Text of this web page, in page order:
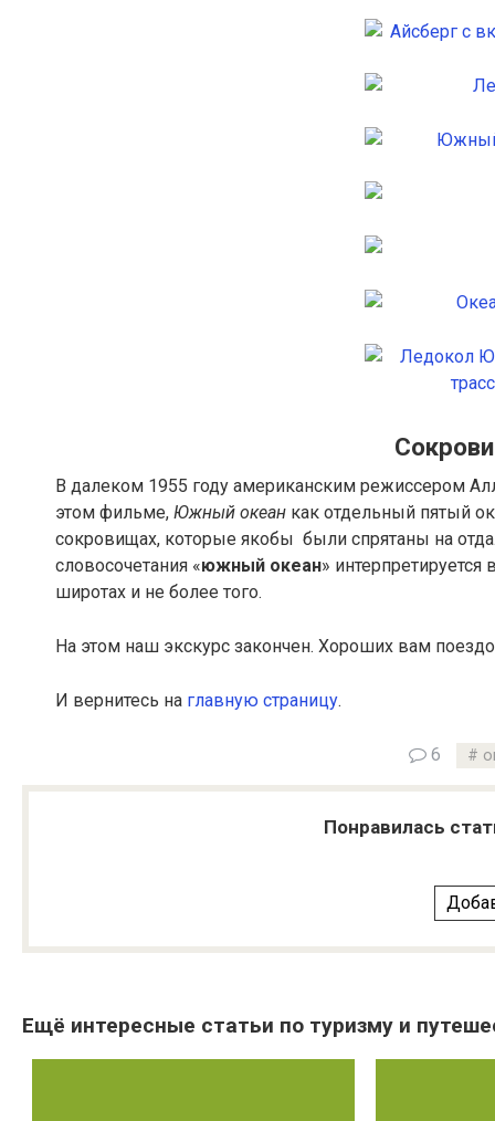
В далеком 1955 году американским режиссером
этом фильме, Южный океан как отдельный пятый
сокровищах, которые якобы были спрятаны на
словосочетания «южный океан»
широтах и не более того.
На этом наш экскурс закончен. Хороших вам
И вернитесь на главную страницу.
6
Понравилась
Ещё интересные статьи по туризму и